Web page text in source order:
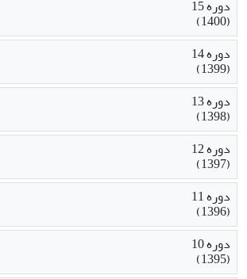
دوره 15
(1400)
دوره 14
(1399)
دوره 13
(1398)
دوره 12
(1397)
دوره 11
(1396)
دوره 10
(1395)